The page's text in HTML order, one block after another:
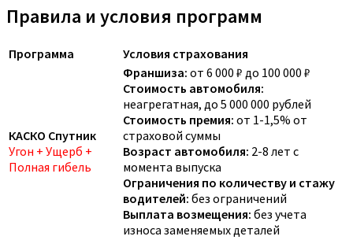
Правила и условия программ
Программа Условия страхования
КАСКО Спутник
Угон + Ущерб +
Полная гибель
Франшиза: от 6 000 ₽ до 100 000 ₽
Стоимость автомобиля:
неагрегатная, до 5 000 000 рублей
Стоимость премия: от 1-1,5% от
страховой суммы
Возраст автомобиля: 2-8 лет с
момента выпуска
Ограничения по количеству и стажу
водителей: без ограничений
Выплата возмещения: без учета
износа заменяемых деталей